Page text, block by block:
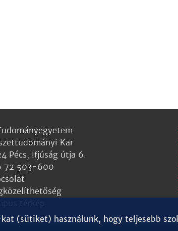
Kar
Pécs, Ifjúság útja 6.
72 503-600
(sütiket) használunk, hogy teljesebb